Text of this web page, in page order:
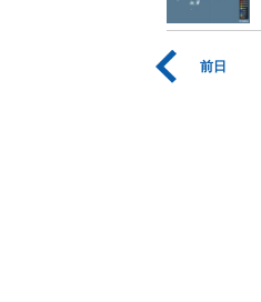
前日